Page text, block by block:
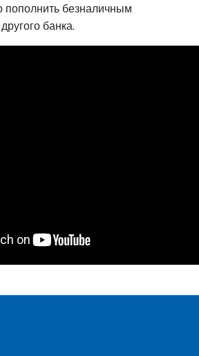
пополнить безналичным
банка.